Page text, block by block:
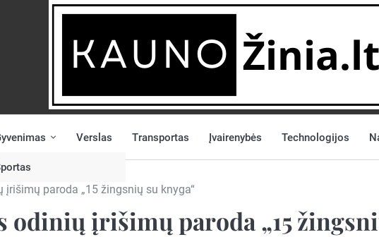
Verslas Transportas Įvairenybės Technologijos
paroda „15 žingsnių su knyga“
odinių įrišimų paroda „15